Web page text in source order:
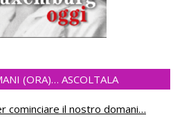
(ORA)… ASCOLTALA
cominciare il nostro domani…